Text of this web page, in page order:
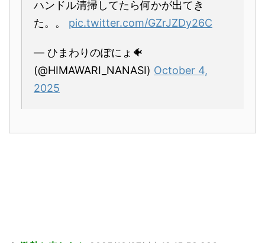
ハンドル清掃してたら何かが出てき
た。。 pic.twitter.com/GZrJZDy26C
— ひまわりのぽにょ🐠
(@HIMAWARI_NANASI) October 4,
2025